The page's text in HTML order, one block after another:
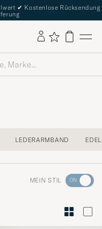
✔ Kostenlose Rücksendung
LEDERARMBAND
MEIN STIL Wechseln
zur